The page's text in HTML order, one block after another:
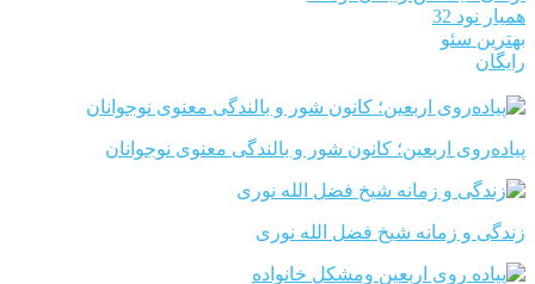
همیار نود 32
بهترین سئو
رایگان
پیاده‌روی اربعین؛ کانون شور و بالندگی معنوی نوجوانان
زندگی و زمانه شیخ فضل الله نوری